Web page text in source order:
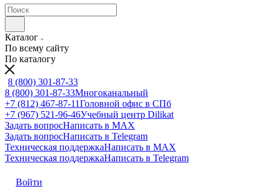
Каталог
По всему сайту
По каталогу
8 (800) 301-87-33
8 (800) 301-87-33Многоканальный
+7 (812) 467-87-11Головной офис в СПб
+7 (967) 521-96-46Учебный центр Dilikat
Задать вопросНаписать в MAX
Задать вопросНаписать в Telegram
Техническая поддержкаНаписать в MAX
Техническая поддержкаНаписать в Telegram
Войти